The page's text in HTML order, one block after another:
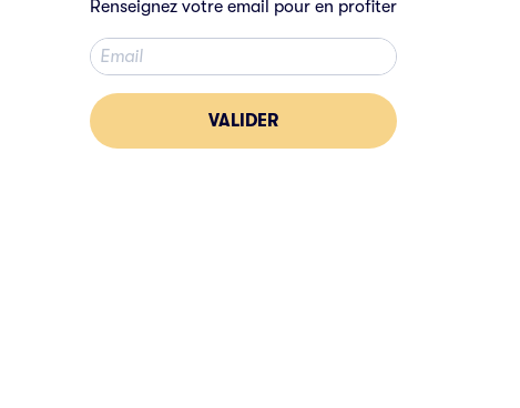
Renseignez votre email pour en profiter
VALIDER